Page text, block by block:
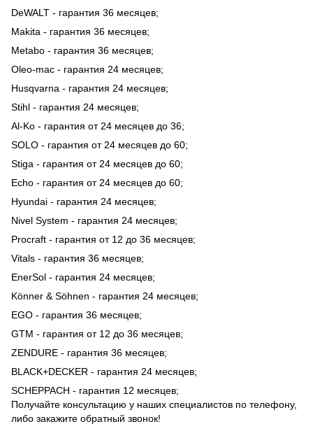
DeWALT - гарантия 36 месяцев;
Makita - гарантия 36 месяцев;
Metabo - гарантия 36 месяцев;
Oleo-mac - гарантия 24 месяцев;
Husqvarna - гарантия 24 месяцев;
Stihl - гарантия 24 месяцев;
Al-Ko - гарантия от 24 месяцев до 36;
SOLO - гарантия от 24 месяцев до 60;
Stiga - гарантия от 24 месяцев до 60;
Echo - гарантия от 24 месяцев до 60;
Hyundai - гарантия 24 месяцев;
Nivel System - гарантия 24 месяцев;
Procraft - гарантия от 12 до 36 месяцев;
Vitals - гарантия 36 месяцев;
EnerSol - гарантия 24 месяцев;
Könner & Söhnen - гарантия 24 месяцев;
EGO - гарантия 36 месяцев;
GTM - гарантия от 12 до 36 месяцев;
ZENDURE - гарантия 36 месяцев;
BLACK+DECKER - гарантия 24 месяцев;
SCHEPPACH - гарантия 12 месяцев;
Получайте консультацию у наших специалистов по телефону,
либо закажите обратный звонок!